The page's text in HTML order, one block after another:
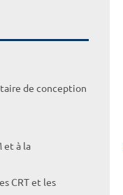
de conception
et à la
CRT et les